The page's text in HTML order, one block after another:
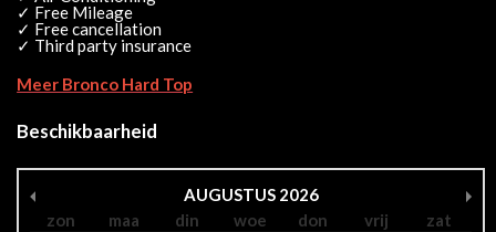
✓ Free Mileage
✓ Free cancellation
✓ Third party insurance
Meer Bronco Hard Top
Beschikbaarheid
AUGUSTUS 2026
zon
maa din woe don vrij
zat